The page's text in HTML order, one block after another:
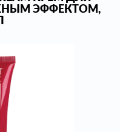
ЭФФЕКТОМ,